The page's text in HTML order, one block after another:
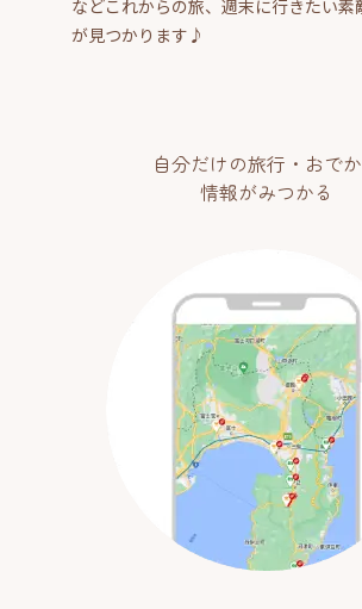
などこれからの旅、週末に行きたい素
が見つかります♪
自分だけの旅行・おで
情報がみつかる